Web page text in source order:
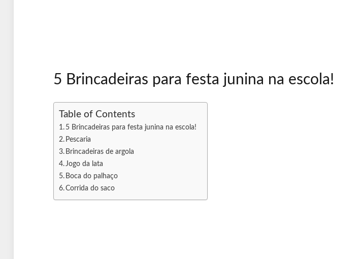
5 Brincadeiras para festa junina na escola!
Table of Contents
5 Brincadeiras para festa junina na escola!
Pescaria
Brincadeiras de argola
Jogo da lata
Boca do palhaço
Corrida do saco